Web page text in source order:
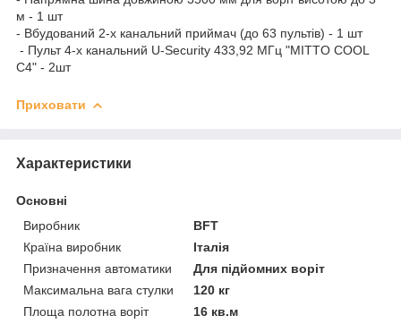
м - 1 шт
- Вбудований 2-х канальний приймач (до 63 пультів) - 1 шт
​​​ - Пульт 4-х канальний U-Security 433,92 МГц "MITTO COOL
C4" - 2шт
Приховати
Характеристики
Основні
Виробник
BFT
Країна виробник
Італія
Призначення автоматики
Для підйомних воріт
Максимальна вага стулки
120 кг
Площа полотна воріт
16 кв.м